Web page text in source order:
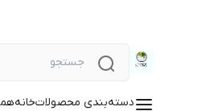
دسته‌بندی محصولاتخانه